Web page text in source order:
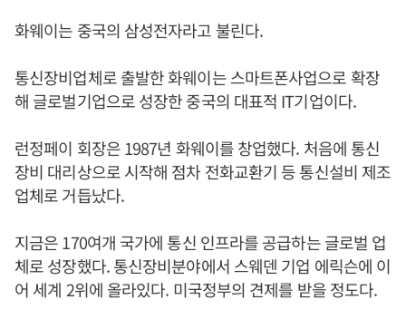
화웨이는 중국의 삼성전자라고 불린다.
통신장비업체로 출발한 화웨이는 스마트폰사업으로 확장
해 글로벌기업으로 성장한 중국의 대표적 IT기업이다.
런정페이 회장은 1987년 화웨이를 창업했다. 처음에 통신
장비 대리상으로 시작해 점차 전화교환기 등 통신설비 제조
업체로 거듭났다.
지금은 170여개 국가에 통신 인프라를 공급하는 글로벌 업
체로 성장했다. 통신장비분야에서 스웨덴 기업 에릭슨에 이
어 세계 2위에 올라있다. 미국정부의 견제를 받을 정도다.